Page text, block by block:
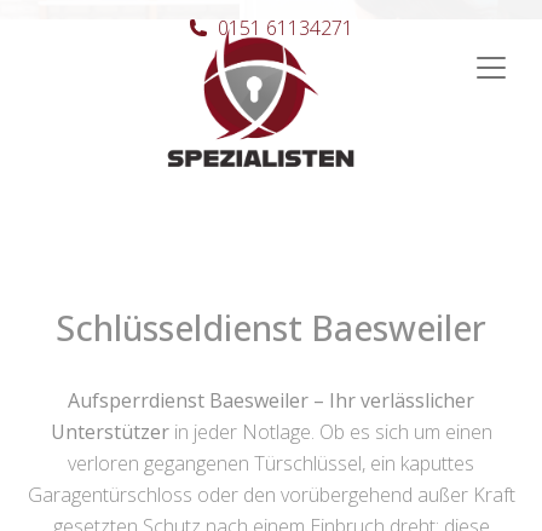
Hauptnavigation
0151 61134271
Schlüsseldienst Baesweiler
Aufsperrdienst Baesweiler – Ihr verlässlicher
Unterstützerin jeder Notlage. Ob es sich um einen
verloren gegangenen Türschlüssel, ein kaputtes
Garagentürschloss oder den vorübergehend außer Kraft